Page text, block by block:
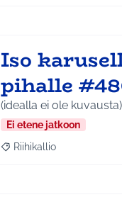
Iso
pihalle
(idealla ei ole kuvausta)
Ei etene jatkoon
Rajaa tulokset teeman
Riihikallio